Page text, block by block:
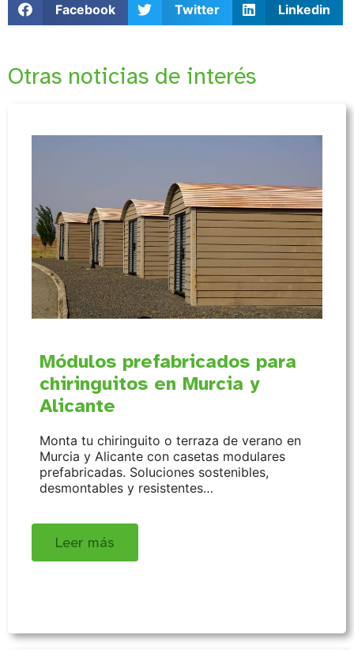
Facebook Twitter Linkedin
Otras noticias de interés
Módulos prefabricados para
chiringuitos en Murcia y
Alicante
Monta tu chiringuito o terraza de verano en
Murcia y Alicante con casetas modulares
prefabricadas. Soluciones sostenibles,
desmontables y resistentes…
Leer más